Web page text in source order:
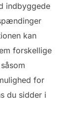
indbyggede
kan
forskellige
for
du sidder i